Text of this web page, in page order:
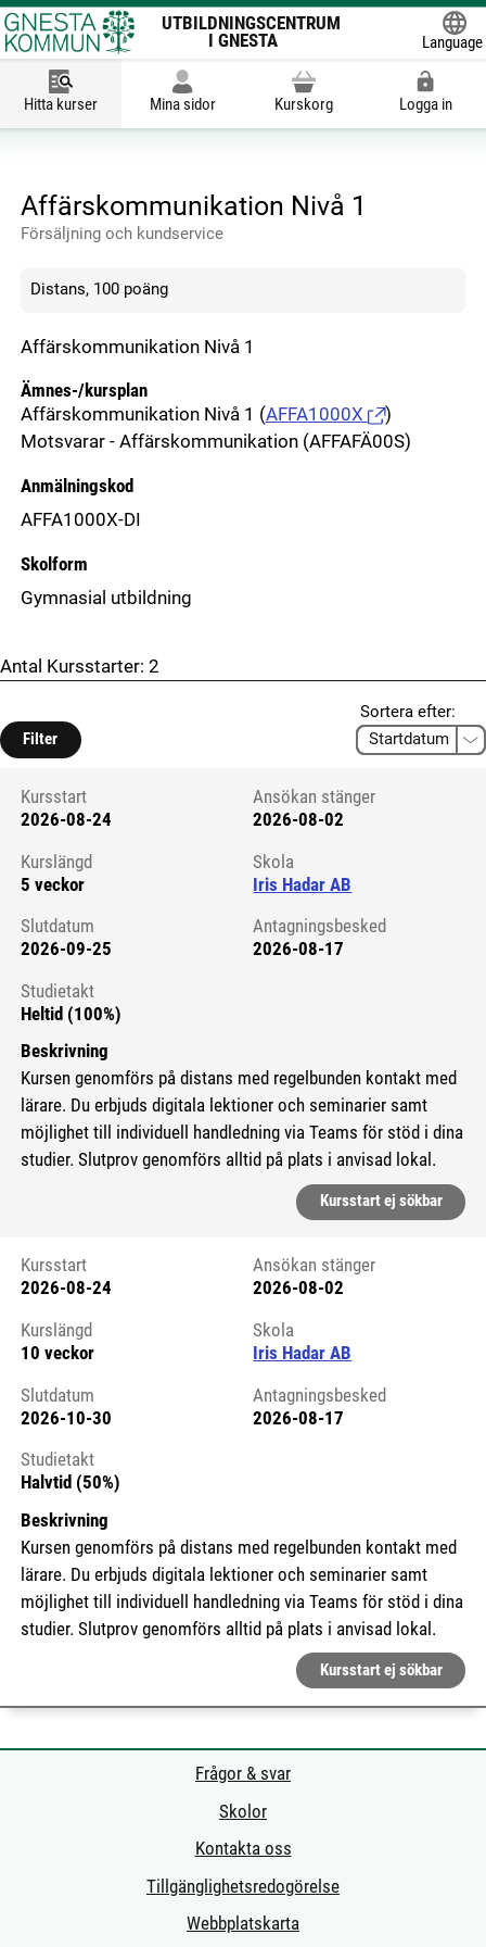
UTBILDNINGSCENTRUM
I GNESTA
Language
Hitta kurser Mina sidor Kurskorg Logga in
Affärskommunikation Nivå 1
Försäljning och kundservice
Distans, 100 poäng
Affärskommunikation Nivå 1
Ämnes-/kursplan
Affärskommunikation Nivå 1 (AFFA1000X
)
Motsvarar - Affärskommunikation (AFFAFÄ00S)
Anmälningskod
AFFA1000X-DI
Skolform
Gymnasial utbildning
Antal Kursstarter: 2
Filter
Sortera efter:
Kursstart 6147297
Kursstart
2026-08-24
Ansökan stänger
2026-08-02
Kurslängd
5 veckor
Skola
Iris Hadar AB
Slutdatum
2026-09-25
Antagningsbesked
2026-08-17
Studietakt
Heltid (100%)
Beskrivning
Kursen genomförs på distans med regelbunden kontakt med
lärare. Du erbjuds digitala lektioner och seminarier samt
möjlighet till individuell handledning via Teams för stöd i dina
studier. Slutprov genomförs alltid på plats i anvisad lokal.
Kursstart ej sökbar
Kursstart 6147174
Kursstart
2026-08-24
Ansökan stänger
2026-08-02
Kurslängd
10 veckor
Skola
Iris Hadar AB
Slutdatum
2026-10-30
Antagningsbesked
2026-08-17
Studietakt
Halvtid (50%)
Beskrivning
Kursen genomförs på distans med regelbunden kontakt med
lärare. Du erbjuds digitala lektioner och seminarier samt
möjlighet till individuell handledning via Teams för stöd i dina
studier. Slutprov genomförs alltid på plats i anvisad lokal.
Kursstart ej sökbar
Frågor & svar
Skolor
Kontakta oss
Tillgänglighetsredogörelse
Webbplatskarta